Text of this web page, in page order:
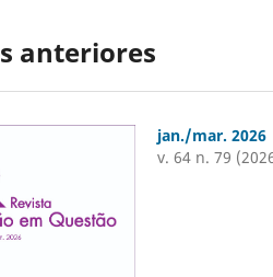
anteriores
jan./mar. 2026
v. 64 n. 79